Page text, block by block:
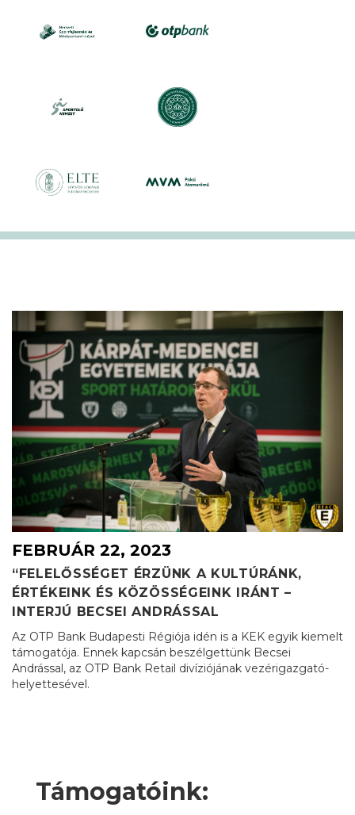
FEBRUÁR 22, 2023
“FELELŐSSÉGET ÉRZÜNK A KULTÚRÁNK,
ÉRTÉKEINK ÉS KÖZÖSSÉGEINK IRÁNT –
INTERJÚ BECSEI ANDRÁSSAL
Az OTP Bank Budapesti Régiója idén is a KEK egyik kiemelt
támogatója. Ennek kapcsán beszélgettünk Becsei
Andrással, az OTP Bank Retail divíziójának vezérigazgató-
helyettesével.
Támogatóink: